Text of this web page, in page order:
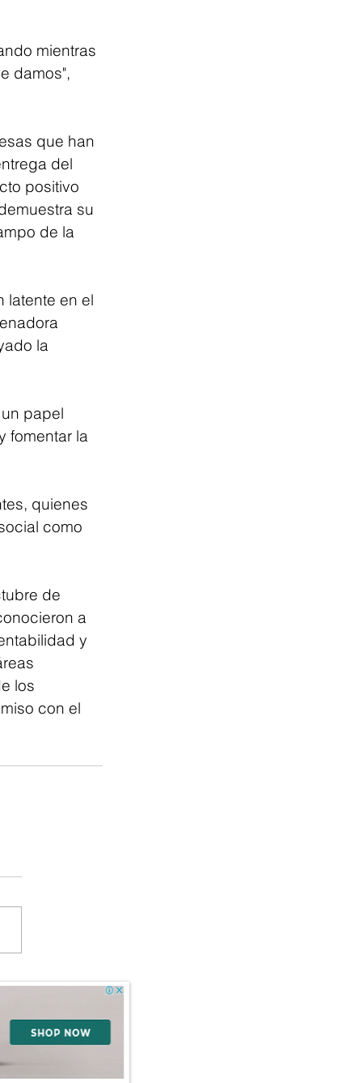
mientras
damos",
que han
del
positivo
su
de la
latente en el
la
papel
fomentar la
quienes
como
de
a
y
los
con el